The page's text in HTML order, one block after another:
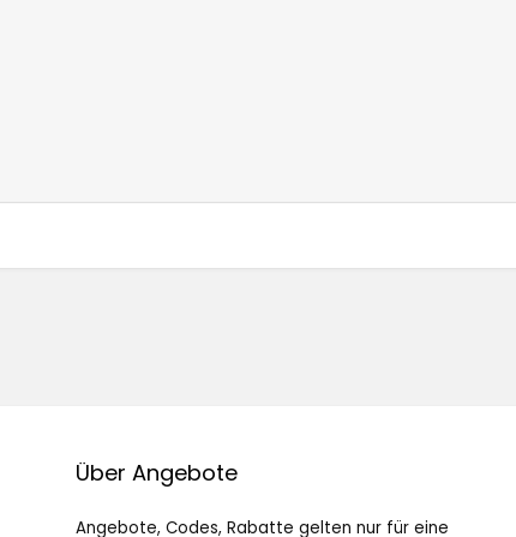
Über Angebote
Angebote, Codes, Rabatte gelten nur für eine